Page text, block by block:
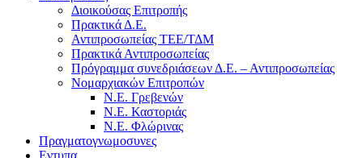
Διοικούσας Επιτροπής
Πρακτικά Δ.Ε.
Αντιπροσωπείας ΤΕΕ/ΤΔΜ
Πρακτικά Αντιπροσωπείας
Πρόγραμμα συνεδριάσεων Δ.Ε. – Αντιπροσωπείας
Νομαρχιακών Επιτροπών
Ν.Ε. Γρεβενών
Ν.Ε. Καστοριάς
Ν.Ε. Φλώρινας
Πραγματογνωμοσυνες
Εντυπα